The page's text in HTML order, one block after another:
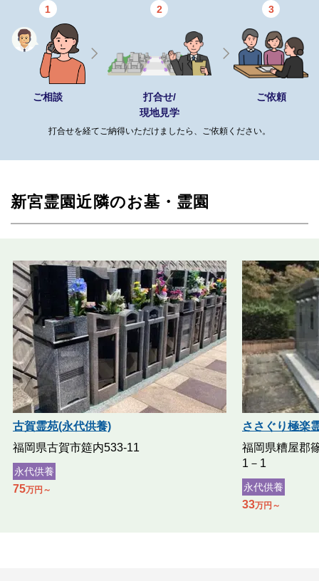
1
ご相談
2
打合せ/
現地見学
3
ご依頼
打合せを経てご納得いただけましたら、ご依頼ください。
新宮霊園近隣のお墓・霊園
古賀霊苑(永代供養)
福岡県古賀市筵内533-11
永代供養
75万円～
ささぐり極楽
福岡県糟屋郡
1－1
永代供養
33万円～